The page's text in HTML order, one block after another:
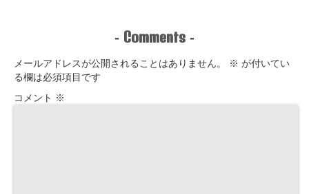
- Comments -
メールアドレスが公開されることはありません。 ※ が付いてい
る欄は必須項目です
コメント ※